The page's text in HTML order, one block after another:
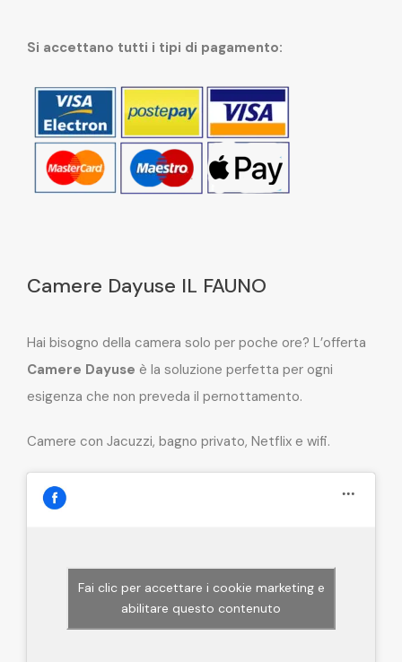
Si accettano tutti i tipi di pagamento:
Camere Dayuse IL FAUNO
Hai bisogno della camera solo per poche ore? L’offerta
Camere Dayuse è la soluzione perfetta per ogni
esigenza che non preveda il pernottamento.
Camere con Jacuzzi, bagno privato, Netflix e wifi.
Fai clic per accettare i cookie marketing e
abilitare questo contenuto